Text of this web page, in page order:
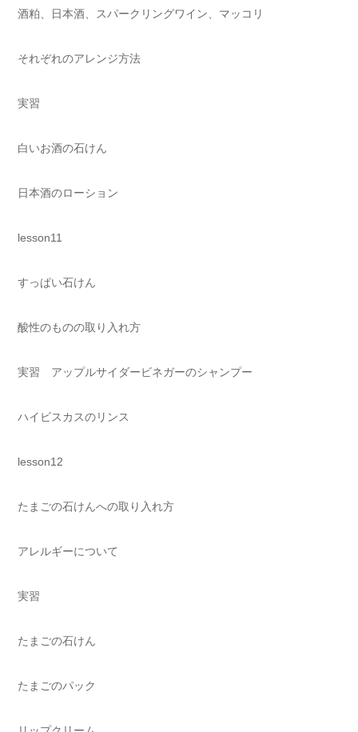
酒粕、日本酒、スパークリングワイン、マッコリ
それぞれのアレンジ方法
実習
白いお酒の石けん
日本酒のローション
lesson11
すっぱい石けん
酸性のものの取り入れ方
実習 アップルサイダービネガーのシャンプー
ハイビスカスのリンス
lesson12
たまごの石けんへの取り入れ方
アレルギーについて
実習
たまごの石けん
たまごのパック